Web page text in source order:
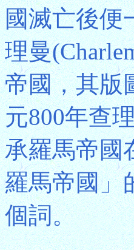
國滅亡後便
理曼
帝國，其版
元800年查
承羅馬帝國
羅馬帝國」
個詞。